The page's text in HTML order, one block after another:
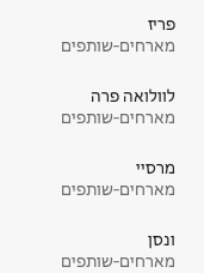
פריז
מארחים‑שותפים
לוולואה פרה
מארחים‑שותפים
מרסיי
מארחים‑שותפים
ונסן
מארחים‑שותפים